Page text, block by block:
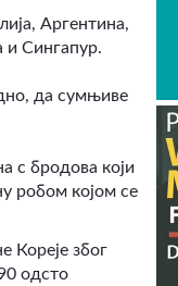
Аргентина,
и Сингапур.
да сумњиве
с бродова који
робом којом се
Кореје због
одсто